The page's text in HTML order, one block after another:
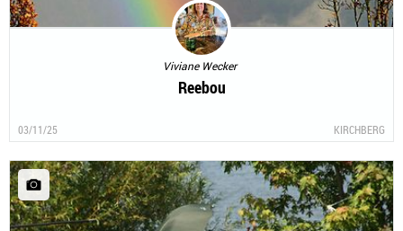
Viviane Wecker
Reebou
03/11/25 KIRCHBERG